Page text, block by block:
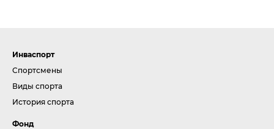
Инваспорт
Спортсмены
Виды спорта
История спорта
Фонд